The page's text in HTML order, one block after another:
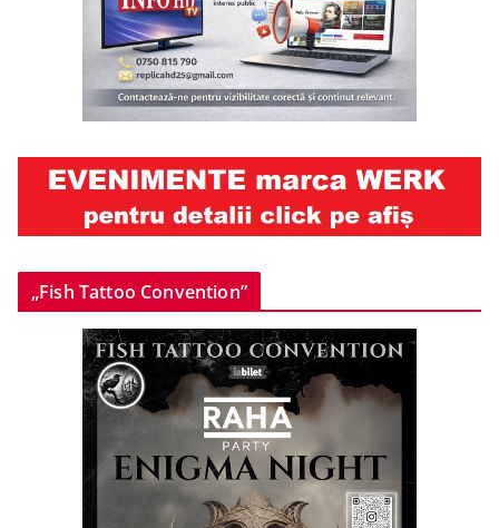
„Fish Tattoo Convention”